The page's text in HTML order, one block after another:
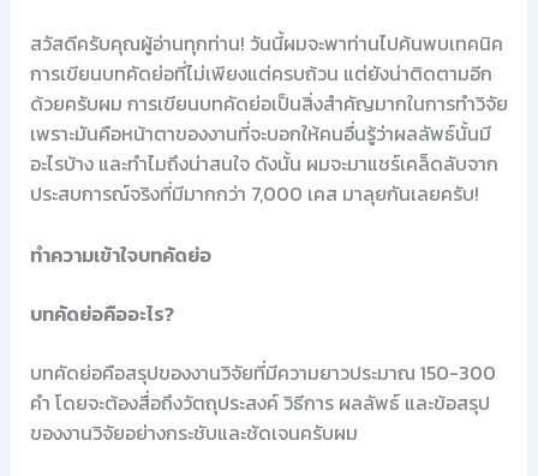
สวัสดีครับคุณผู้อ่านทุกท่าน! วันนี้ผมจะพาท่านไปค้นพบเทคนิค
การเขียนบทคัดย่อที่ไม่เพียงแต่ครบถ้วน แต่ยังน่าติดตามอีก
ด้วยครับผม การเขียนบทคัดย่อเป็นสิ่งสำคัญมากในการทำวิจัย
เพราะมันคือหน้าตาของงานที่จะบอกให้คนอื่นรู้ว่าผลลัพธ์นั้นมี
อะไรบ้าง และทำไมถึงน่าสนใจ ดังนั้น ผมจะมาแชร์เคล็ดลับจาก
ประสบการณ์จริงที่มีมากกว่า 7,000 เคส มาลุยกันเลยครับ!
ทำความเข้าใจบทคัดย่อ
บทคัดย่อคืออะไร?
บทคัดย่อคือสรุปของงานวิจัยที่มีความยาวประมาณ 150-300
คำ โดยจะต้องสื่อถึงวัตถุประสงค์ วิธีการ ผลลัพธ์ และข้อสรุป
ของงานวิจัยอย่างกระชับและชัดเจนครับผม